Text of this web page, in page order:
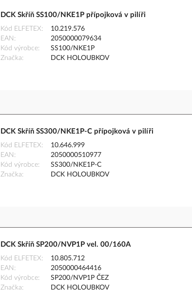
DCK Skříň SS100/NKE1P přípojková v pilíři
Kód ELFETEX
10.219.576
EAN
2050000079634
Kód výrobce
SS100/NKE1P
Značka
DCK HOLOUBKOV
DCK Skříň SS300/NKE1P-C přípojková v pilíři
Kód ELFETEX
10.646.999
EAN
2050000510977
Kód výrobce
SS300/NKE1P-C
Značka
DCK HOLOUBKOV
DCK Skříň SP200/NVP1P vel. 00/160A
Kód ELFETEX
10.805.712
EAN
2050000464416
Kód výrobce
SP200/NVP1P ČEZ
Značka
DCK HOLOUBKOV